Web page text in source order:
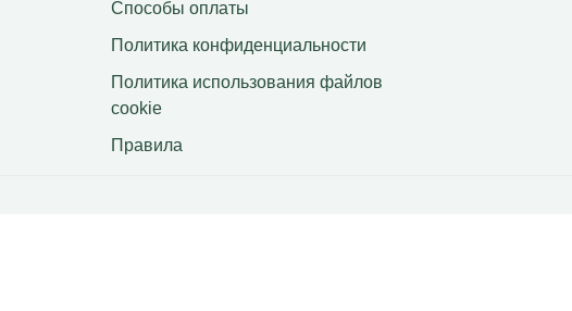
Способы оплаты
Политика конфиденциальности
Политика использования файлов
сookie
Правила